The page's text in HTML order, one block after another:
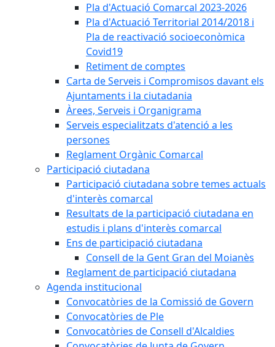
Pla d'Actuació Comarcal 2023-2026
Pla d'Actuació Territorial 2014/2018 i
Pla de reactivació socioeconòmica
Covid19
Retiment de comptes
Carta de Serveis i Compromisos davant els
Ajuntaments i la ciutadania
Àrees, Serveis i Organigrama
Serveis especialitzats d'atenció a les
persones
Reglament Orgànic Comarcal
Participació ciutadana
Participació ciutadana sobre temes actuals
d'interès comarcal
Resultats de la participació ciutadana en
estudis i plans d'interès comarcal
Ens de participació ciutadana
Consell de la Gent Gran del Moianès
Reglament de participació ciutadana
Agenda institucional
Convocatòries de la Comissió de Govern
Convocatòries de Ple
Convocatòries de Consell d'Alcaldies